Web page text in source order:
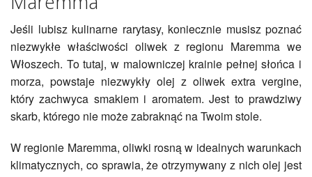
Jeśli lubisz kulinarne rarytasy, koniecznie musisz poznać
niezwykłe właściwości oliwek z regionu Maremma we
Włoszech. To tutaj, w malowniczej krainie pełnej słońca i
morza, powstaje niezwykły olej z oliwek extra vergine,
który zachwyca smakiem i aromatem. Jest to prawdziwy
skarb, którego nie może zabraknąć na Twoim stole.
W regionie Maremma, oliwki rosną w idealnych warunkach
klimatycznych, co sprawia, że otrzymywany z nich olej jest